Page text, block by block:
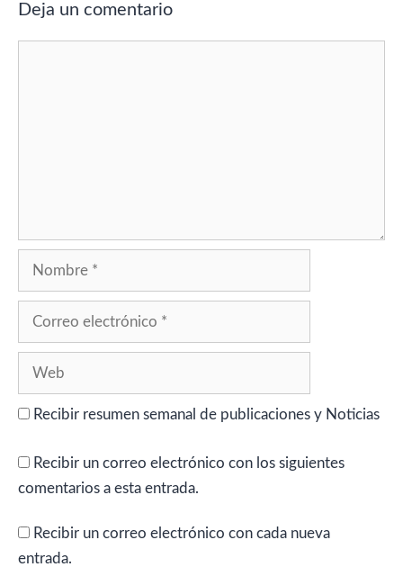
Deja un comentario
Recibir resumen semanal de publicaciones y Noticias
Recibir un correo electrónico con los siguientes
comentarios a esta entrada.
Recibir un correo electrónico con cada nueva
entrada.